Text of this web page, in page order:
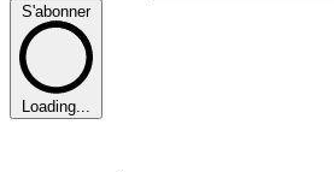
S'abonner
Loading...